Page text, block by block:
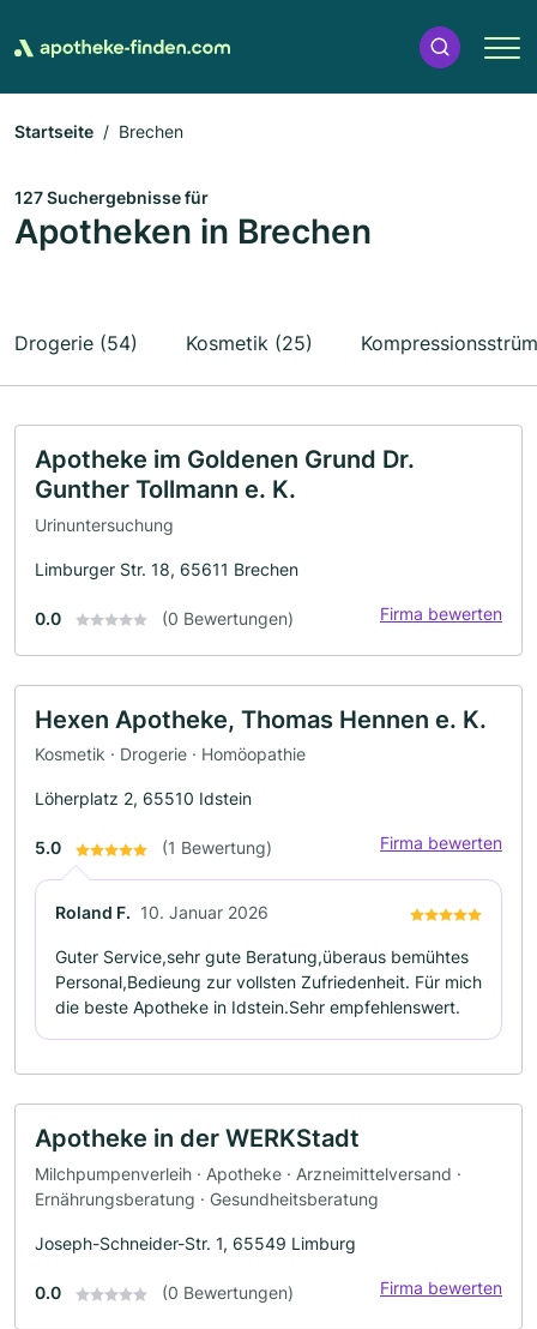
Startseite Brechen
127 Suchergebnisse für
Apotheken in Brechen
Drogerie (54) Kosmetik (25)
Apotheke im Goldenen Grund Dr.
Gunther Tollmann e. K.
Urinuntersuchung
Limburger Str. 18, 65611 Brechen
0.0 (0 Bewertungen) Firma bewerten
Hexen Apotheke, Thomas Hennen e. K.
Kosmetik · Drogerie · Homöopathie
Löherplatz 2, 65510 Idstein
5.0 (1 Bewertung) Firma bewerten
Roland F. 10. Januar 2026
Guter Service,sehr gute Beratung,überaus bemühtes
Personal,Bedieung zur vollsten Zufriedenheit. Für mich
die beste Apotheke in Idstein.Sehr empfehlenswert.
Apotheke in der WERKStadt
Milchpumpenverleih · Apotheke · Arzneimittelversand ·
Ernährungsberatung · Gesundheitsberatung
Joseph-Schneider-Str. 1, 65549 Limburg
0.0 (0 Bewertungen) Firma bewerten